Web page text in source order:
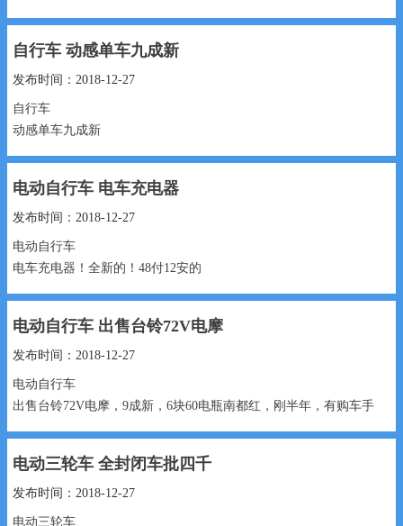
1350元 13131917567...
自行车 动感单车九成新
发布时间：2018-12-27
自行车
动感单车九成新
电动自行车 电车充电器
发布时间：2018-12-27
电动自行车
电车充电器！全新的！48付12安的
电动自行车 出售台铃72V电摩
发布时间：2018-12-27
电动自行车
出售台铃72V电摩，9成新，6块60电瓶南都红，刚半年，​‌‌有购车手
2600元 15690383826...
电动三轮车 全封闭车批四千
发布时间：2018-12-27
电动三轮车